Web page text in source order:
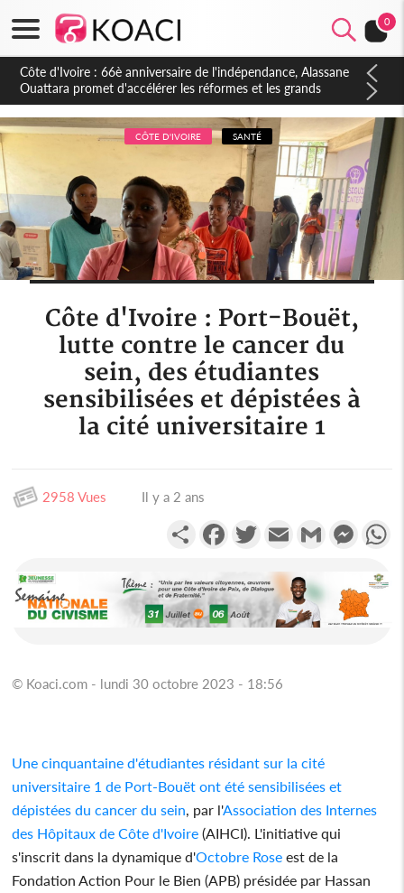
0
Côte d'Ivoire : À Abidjan, Amadou Oury Bah admire le modèle
ivoirien et veut s'en inspirer pour accélérer le développement
de la Guinée
CÔTE D'IVOIRE SANTÉ
Côte d'Ivoire : Port-Bouët,
lutte contre le cancer du
sein, des étudiantes
sensibilisées et dépistées à
la cité universitaire 1
2958 Vues Il y a 2 ans
PartagerFacebookTwitterEmail Gmail
© Koaci.com - lundi 30 octobre 2023 - 18:56
Une cinquantaine d'étudiantes résidant sur la cité
universitaire 1 de Port-Bouët ont été sensibilisées et
dépistées du cancer du sein, par l'Association des Internes
des Hôpitaux de Côte d'Ivoire (AIHCI). L'initiative qui
s'inscrit dans la dynamique d'Octobre Rose est de la
Fondation Action Pour le Bien (APB) présidée par Hassan